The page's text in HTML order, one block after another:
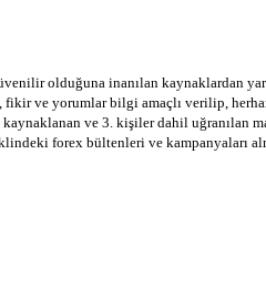
olduğuna inanılan kaynaklardan
ve yorumlar bilgi amaçlı verilip,
ve 3. kişiler dahil uğranılan
forex bültenleri ve kampanyaları